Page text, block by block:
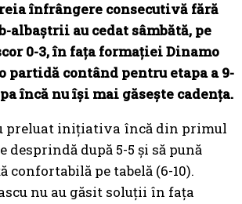
înfrângere consecutivă fără
albaștrii au cedat sâmbătă, pe
0-3, în fața formațieiDinamo
partidă contând pentru etapa a 9-
încă nu își mai găsește cadența.
preluat inițiativa încă din primul
desprindă după 5-5 și să pună
confortabilă pe tabelă (6-10).
nu au găsit soluții în fața